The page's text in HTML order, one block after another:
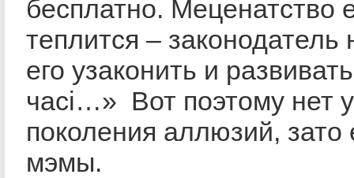
бесплатно. Меценатство
теплится – законодатель
его узаконить и
часі…» Вот поэтому нет
поколения аллюзий, зато
мэмы.